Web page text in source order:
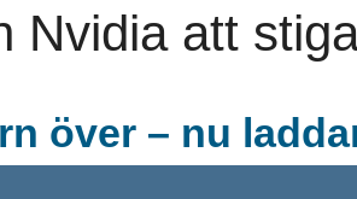
Nvidia att
över – nu